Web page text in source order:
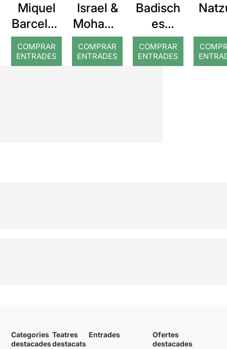
Miquel
Barcelon
a: Rojos
COMPRAR
ENTRADES
Israel &
Mohame
d
COMPRAR
ENTRADES
Badisch
es
Staatsba
llett
Karlsruh
COMPRAR
ENTRADES
Categories
destacades
Teatres
destacats
Entrades
Ofertes
destacades